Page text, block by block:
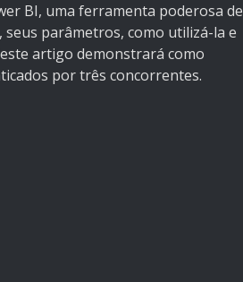
BI, uma ferramenta poderosa de
parâmetros, como utilizá-la e
artigo demonstrará como
por três concorrentes.